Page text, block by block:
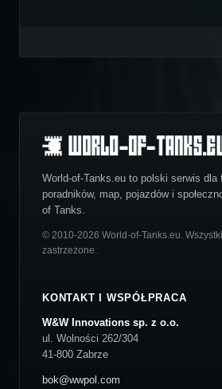
World-of-Tanks.eu to polski serwis dla
poradników, map, pojazdów i
of Tanks.
© 2010-2026 World-of-Tanks.eu.
zastrzeżone.
KONTAKT I WSPÓŁPRACA
W&W Innovations sp. z o.o.
ul. Wolności 262/304
41-800 Zabrze
bok@wwpol.com